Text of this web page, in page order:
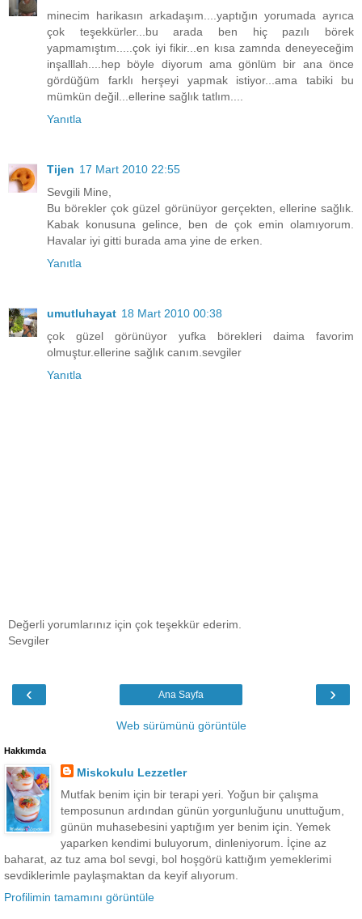
minecim harikasın arkadaşım....yaptığın yorumada ayrıca
çok teşekkürler...bu arada ben hiç pazılı börek
yapmamıştım.....çok iyi fikir...en kısa zamnda deneyeceğim
inşalllah....hep böyle diyorum ama gönlüm bir ana önce
gördüğüm farklı herşeyi yapmak istiyor...ama tabiki bu
mümkün değil...ellerine sağlık tatlım....
Yanıtla
Tijen 17 Mart 2010 22:55
Sevgili Mine,
Bu börekler çok güzel görünüyor gerçekten, ellerine sağlık.
Kabak konusuna gelince, ben de çok emin olamıyorum.
Havalar iyi gitti burada ama yine de erken.
Yanıtla
umutluhayat 18 Mart 2010 00:38
çok güzel görünüyor yufka börekleri daima favorim
olmuştur.ellerine sağlık canım.sevgiler
Yanıtla
Değerli yorumlarınız için çok teşekkür ederim.
Sevgiler
‹ ›
Ana Sayfa
Web sürümünü görüntüle
Hakkımda
Miskokulu Lezzetler
Mutfak benim için bir terapi yeri. Yoğun bir çalışma
temposunun ardından günün yorgunluğunu unuttuğum,
günün muhasebesini yaptığım yer benim için. Yemek
yaparken kendimi buluyorum, dinleniyorum. İçine az
baharat, az tuz ama bol sevgi, bol hoşgörü kattığım yemeklerimi
sevdiklerimle paylaşmaktan da keyif alıyorum.
Profilimin tamamını görüntüle